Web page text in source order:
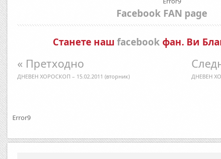
Facebook FAN page
Станете наш facebookфан. Ви
« Претходно
ДНЕВЕН ХОРОСКОП – 15.02.2011 (вторник) ДНЕВЕН
Error9